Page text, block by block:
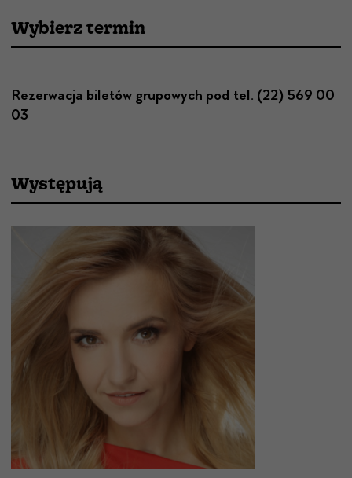
Wybierz termin
Rezerwacja biletów grupowych pod tel. (22) 569 00
03
Występują